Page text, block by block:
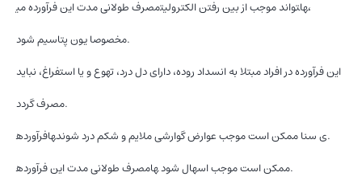
مصرف طولانی مدت این فرآورده می‎تواند موجب از بین رفتن الکترولیت‎ها‎،
مخصوصا یون پتاسیم شود.
این فرآورده در افراد مبتلا به انسداد روده، دارای دل درد، تهوع و یا استفراغ، نباید
مصرف گردد.
فرآورده‎ها‎ی سنا ممکن است موجب عوارض گوارشی ملایم و شکم درد شوند.
مصرف طولانی مدت این فرآورده‎ها‎ ممکن است موجب اسهال شود.